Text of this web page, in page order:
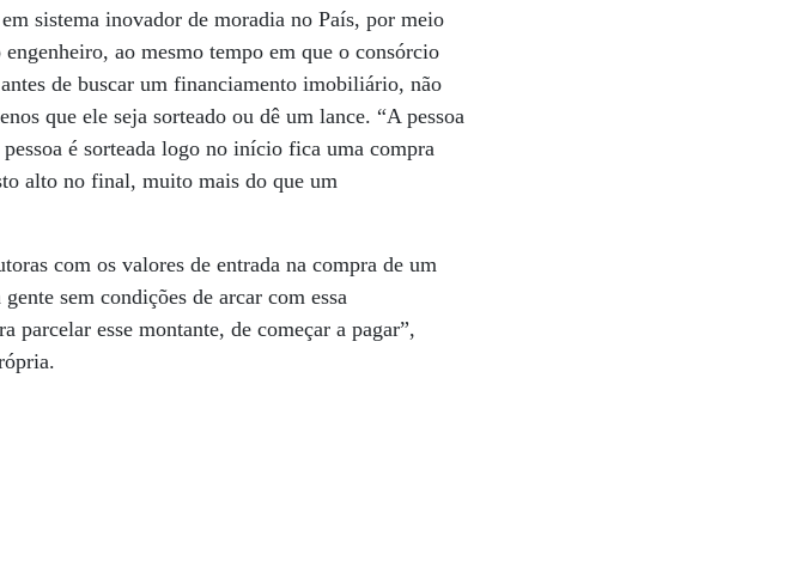
sistema inovador de moradia no País, por meio
ao mesmo tempo em que o consórcio
de buscar um financiamento imobiliário, não
que ele seja sorteado ou dê um lance. “A pessoa
é sorteada logo no início fica uma compra
alto no final, muito mais do que um
com os valores de entrada na compra de um
sem condições de arcar com essa
parcelar esse montante, de começar a pagar”,